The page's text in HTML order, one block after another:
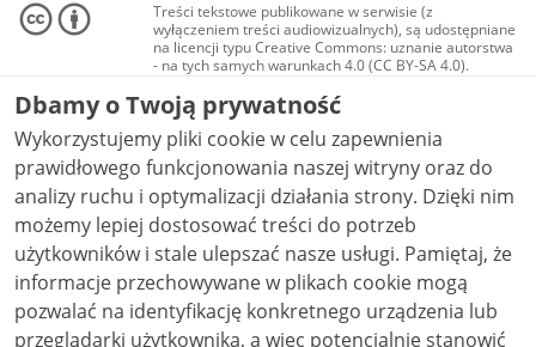
Treści tekstowe publikowane w serwisie (z
wyłączeniem treści audiowizualnych), są udostępniane
na licencji typu Creative Commons: uznanie autorstwa
- na tych samych warunkach 4.0 (CC BY-SA 4.0).
Materiały audiowizualne, w tym zdjęcia, materiały
audio i wideo, są udostępniane na licencji typu
Creative Commons: uznanie autorstwa użycie
niekomercyjne - bez utworów zależnych 4.0 (CC BY-
NC-ND 4.0), o ile nie jest to stwierdzone inaczej.
Dbamy o Twoją prywatność
Wykorzystujemy pliki cookie w celu zapewnienia
prawidłowego funkcjonowania naszej witryny oraz do
analizy ruchu i optymalizacji działania strony. Dzięki nim
możemy lepiej dostosować treści do potrzeb
użytkowników i stale ulepszać nasze usługi. Pamiętaj, że
informacje przechowywane w plikach cookie mogą
pozwalać na identyfikację konkretnego urządzenia lub
przeglądarki użytkownika, a więc potencjalnie stanowić